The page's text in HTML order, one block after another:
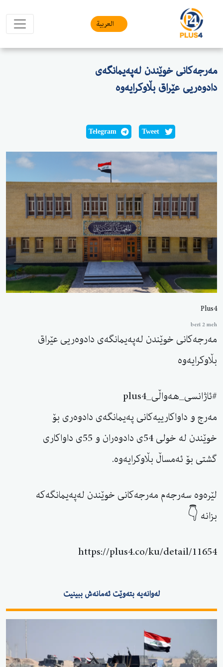
العربیة
مەرجەكانی خوێندن لەپەیمانگەی
دادوەریی عێراق بڵاوکرایەوە
Tweet
Telegram
Plus4
berî 2 meh
مەرجەكانی خوێندن لەپەیمانگەی دادوەریی عێراق
بڵاوکرایەوە
#ئاژانسی_هەواڵی_plus4
مەرج و داواكارییەكانی پەیمانگەی دادوەری بۆ
خوێندن لە خولی 54ی دادوەران و 55ی داواكاری
گشتی بۆ ئەمساڵ بڵاوكرایەوە.
لێرەوە سەرجەم مەرجەکانی خوێندن لەپەیمانگەکە
بزانە 👇
https://plus4.co/ku/detail/11654
لەوانەیە بتەوێت ئەمانەش ببینیت